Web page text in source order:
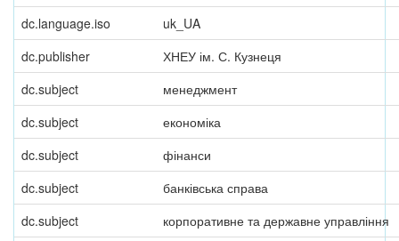
dc.language.iso
uk_UA
dc.publisher
ХНЕУ ім. С. Кузнеця
dc.subject
менеджмент
dc.subject
економіка
dc.subject
фінанси
dc.subject
банківська справа
dc.subject
корпоративне та державне управління